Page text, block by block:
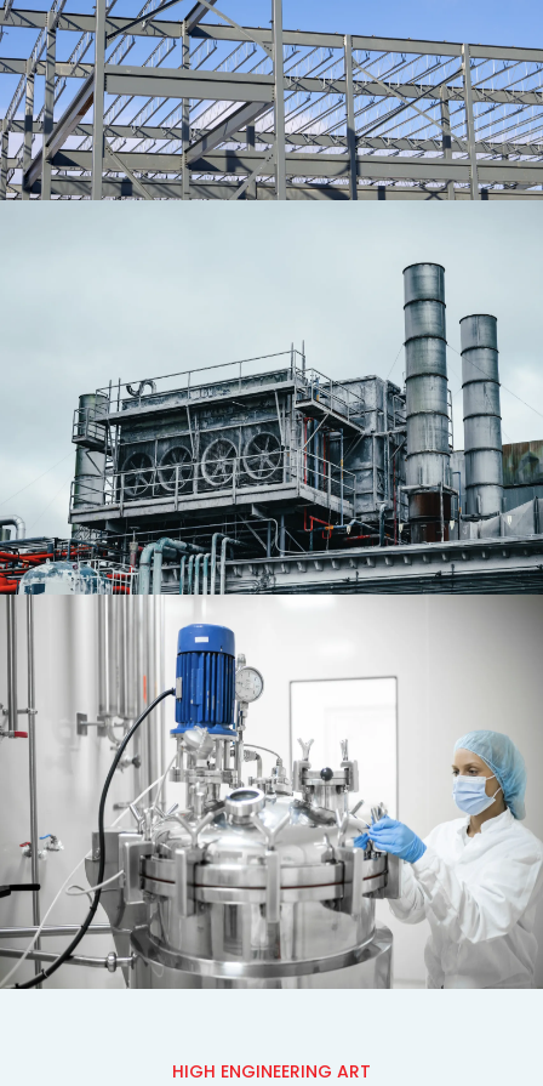
Hazır Çelik Platformlar
Endüstriyel Baca İmalatı
Özel Proses Ekipmanları
HIGH ENGINEERING ART